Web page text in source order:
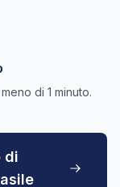
di 1 minuto.
di